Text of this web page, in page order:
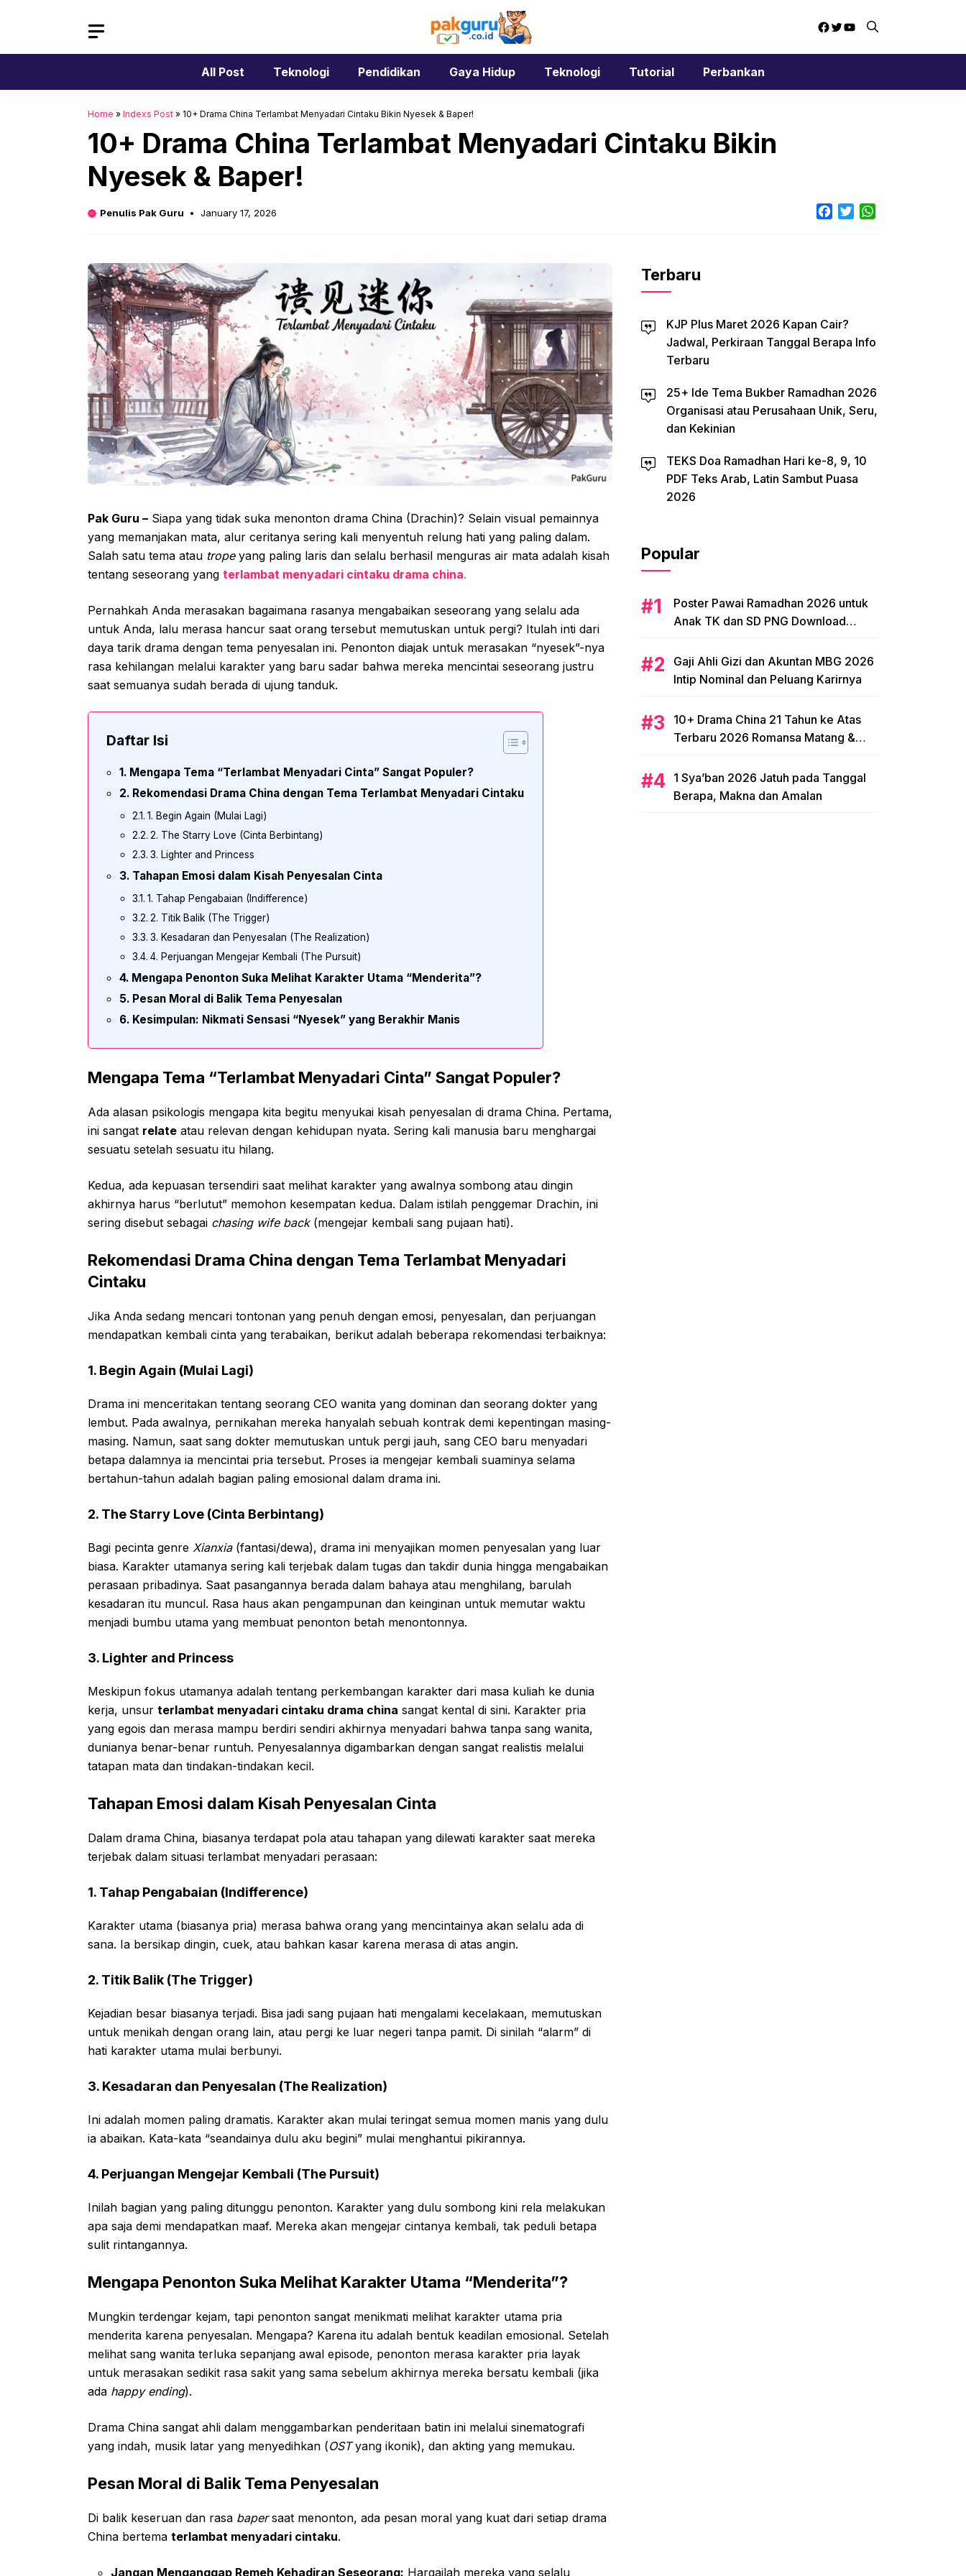
Facebook
Twitter
YouTube
All Post Teknologi Pendidikan Gaya Hidup Teknologi Tutorial Perbankan
Home » Indexs Post » 10+ Drama China Terlambat Menyadari Cintaku Bikin Nyesek & Baper!
10+ Drama China Terlambat Menyadari Cintaku Bikin
Nyesek & Baper!
Penulis Pak Guru January 17, 2026 Facebook
Twitter
Pak Guru – Siapa yang tidak suka menonton drama China (Drachin)? Selain visual pemainnya
yang memanjakan mata, alur ceritanya sering kali menyentuh relung hati yang paling dalam.
Salah satu tema atau tropeyang paling laris dan selalu berhasil menguras air mata adalah kisah
tentang seseorang yang terlambat menyadari cintaku drama china.
Pernahkah Anda merasakan bagaimana rasanya mengabaikan seseorang yang selalu ada
untuk Anda, lalu merasa hancur saat orang tersebut memutuskan untuk pergi? Itulah inti dari
daya tarik drama dengan tema penyesalan ini. Penonton diajak untuk merasakan “nyesek”-nya
rasa kehilangan melalui karakter yang baru sadar bahwa mereka mencintai seseorang justru
saat semuanya sudah berada di ujung tanduk.
Daftar Isi
Mengapa Tema “Terlambat Menyadari Cinta” Sangat Populer?
Rekomendasi Drama China dengan Tema Terlambat Menyadari Cintaku
1. Begin Again (Mulai Lagi)
2. The Starry Love (Cinta Berbintang)
3. Lighter and Princess
Tahapan Emosi dalam Kisah Penyesalan Cinta
1. Tahap Pengabaian (Indifference)
2. Titik Balik (The Trigger)
3. Kesadaran dan Penyesalan (The Realization)
4. Perjuangan Mengejar Kembali (The Pursuit)
Mengapa Penonton Suka Melihat Karakter Utama “Menderita”?
Pesan Moral di Balik Tema Penyesalan
Kesimpulan: Nikmati Sensasi “Nyesek” yang Berakhir Manis
Mengapa Tema “Terlambat Menyadari Cinta” Sangat Populer?
Ada alasan psikologis mengapa kita begitu menyukai kisah penyesalan di drama China. Pertama,
ini sangat relate atau relevan dengan kehidupan nyata. Sering kali manusia baru menghargai
sesuatu setelah sesuatu itu hilang.
Kedua, ada kepuasan tersendiri saat melihat karakter yang awalnya sombong atau dingin
akhirnya harus “berlutut” memohon kesempatan kedua. Dalam istilah penggemar Drachin, ini
sering disebut sebagai chasing wife back(mengejar kembali sang pujaan hati).
Rekomendasi Drama China dengan Tema Terlambat Menyadari
Cintaku
Jika Anda sedang mencari tontonan yang penuh dengan emosi, penyesalan, dan perjuangan
mendapatkan kembali cinta yang terabaikan, berikut adalah beberapa rekomendasi terbaiknya:
1. Begin Again (Mulai Lagi)
Drama ini menceritakan tentang seorang CEO wanita yang dominan dan seorang dokter yang
lembut. Pada awalnya, pernikahan mereka hanyalah sebuah kontrak demi kepentingan masing-
masing. Namun, saat sang dokter memutuskan untuk pergi jauh, sang CEO baru menyadari
betapa dalamnya ia mencintai pria tersebut. Proses ia mengejar kembali suaminya selama
bertahun-tahun adalah bagian paling emosional dalam drama ini.
2. The Starry Love (Cinta Berbintang)
Bagi pecinta genre Xianxia(fantasi/dewa), drama ini menyajikan momen penyesalan yang luar
biasa. Karakter utamanya sering kali terjebak dalam tugas dan takdir dunia hingga mengabaikan
perasaan pribadinya. Saat pasangannya berada dalam bahaya atau menghilang, barulah
kesadaran itu muncul. Rasa haus akan pengampunan dan keinginan untuk memutar waktu
menjadi bumbu utama yang membuat penonton betah menontonnya.
3. Lighter and Princess
Meskipun fokus utamanya adalah tentang perkembangan karakter dari masa kuliah ke dunia
kerja, unsur terlambat menyadari cintaku drama china sangat kental di sini. Karakter pria
yang egois dan merasa mampu berdiri sendiri akhirnya menyadari bahwa tanpa sang wanita,
dunianya benar-benar runtuh. Penyesalannya digambarkan dengan sangat realistis melalui
tatapan mata dan tindakan-tindakan kecil.
Tahapan Emosi dalam Kisah Penyesalan Cinta
Dalam drama China, biasanya terdapat pola atau tahapan yang dilewati karakter saat mereka
terjebak dalam situasi terlambat menyadari perasaan:
1. Tahap Pengabaian (Indifference)
Karakter utama (biasanya pria) merasa bahwa orang yang mencintainya akan selalu ada di
sana. Ia bersikap dingin, cuek, atau bahkan kasar karena merasa di atas angin.
2. Titik Balik (The Trigger)
Kejadian besar biasanya terjadi. Bisa jadi sang pujaan hati mengalami kecelakaan, memutuskan
untuk menikah dengan orang lain, atau pergi ke luar negeri tanpa pamit. Di sinilah “alarm” di
hati karakter utama mulai berbunyi.
3. Kesadaran dan Penyesalan (The Realization)
Ini adalah momen paling dramatis. Karakter akan mulai teringat semua momen manis yang dulu
ia abaikan. Kata-kata “seandainya dulu aku begini” mulai menghantui pikirannya.
4. Perjuangan Mengejar Kembali (The Pursuit)
Inilah bagian yang paling ditunggu penonton. Karakter yang dulu sombong kini rela melakukan
apa saja demi mendapatkan maaf. Mereka akan mengejar cintanya kembali, tak peduli betapa
sulit rintangannya.
Mengapa Penonton Suka Melihat Karakter Utama “Menderita”?
Mungkin terdengar kejam, tapi penonton sangat menikmati melihat karakter utama pria
menderita karena penyesalan. Mengapa? Karena itu adalah bentuk keadilan emosional. Setelah
melihat sang wanita terluka sepanjang awal episode, penonton merasa karakter pria layak
untuk merasakan sedikit rasa sakit yang sama sebelum akhirnya mereka bersatu kembali (jika
ada happy ending).
Drama China sangat ahli dalam menggambarkan penderitaan batin ini melalui sinematografi
yang indah, musik latar yang menyedihkan (OSTyang ikonik), dan akting yang memukau.
Pesan Moral di Balik Tema Penyesalan
Di balik keseruan dan rasa bapersaat menonton, ada pesan moral yang kuat dari setiap drama
China bertema terlambat menyadari cintaku.
Jangan Menganggap Remeh Kehadiran Seseorang: Hargailah mereka yang selalu
Terbaru
KJP Plus Maret 2026 Kapan Cair?
Jadwal, Perkiraan Tanggal Berapa Info
Terbaru
25+ Ide Tema Bukber Ramadhan 2026
Organisasi atau Perusahaan Unik, Seru,
dan Kekinian
TEKS Doa Ramadhan Hari ke-8, 9, 10
PDF Teks Arab, Latin Sambut Puasa
2026
Popular
Poster Pawai Ramadhan 2026 untuk
Anak TK dan SD PNG Download
Gaji Ahli Gizi dan Akuntan MBG 2026
Intip Nominal dan Peluang Karirnya
10+ Drama China 21 Tahun ke Atas
Terbaru 2026 Romansa Matang &
1 Sya’ban 2026 Jatuh pada Tanggal
Berapa, Makna dan Amalan